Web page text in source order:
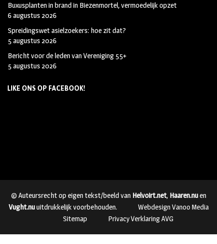
Buxusplanten in brand in Biezenmortel, vermoedelijk opzet
6 augustus 2026
Spreidingswet asielzoekers: hoe zit dat?
5 augustus 2026
Bericht voor de leden van Vereniging 55+
5 augustus 2026
LIKE ONS OP FACEBOOK!
© Auteursrecht op eigen tekst/beeld van Helvoirt.net, Haaren.nuen
Vught.nuuitdrukkelijk voorbehouden.
Webdesign Vanoo Media
Sitemap
Privacy Verklaring AVG